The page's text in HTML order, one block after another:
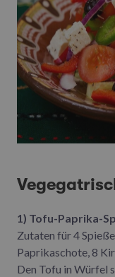
1) Tofu-Paprika-
Zutaten für 4
Paprikaschote, 8
Den Tofu in Würfel